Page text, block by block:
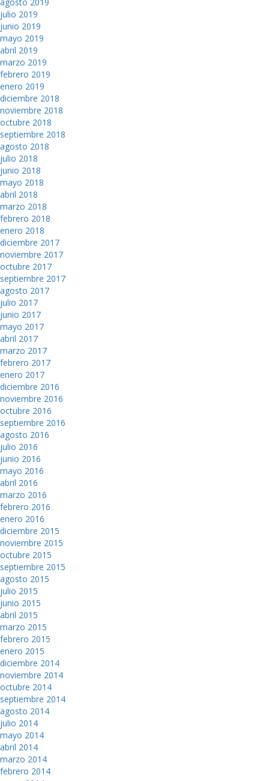
julio 2019
junio 2019
mayo 2019
abril 2019
marzo 2019
febrero 2019
enero 2019
diciembre 2018
noviembre 2018
octubre 2018
septiembre 2018
agosto 2018
julio 2018
junio 2018
mayo 2018
abril 2018
marzo 2018
febrero 2018
enero 2018
diciembre 2017
noviembre 2017
octubre 2017
septiembre 2017
agosto 2017
julio 2017
junio 2017
mayo 2017
abril 2017
marzo 2017
febrero 2017
enero 2017
diciembre 2016
noviembre 2016
octubre 2016
septiembre 2016
agosto 2016
julio 2016
junio 2016
mayo 2016
abril 2016
marzo 2016
febrero 2016
enero 2016
diciembre 2015
noviembre 2015
octubre 2015
septiembre 2015
agosto 2015
julio 2015
junio 2015
abril 2015
marzo 2015
febrero 2015
enero 2015
diciembre 2014
noviembre 2014
octubre 2014
septiembre 2014
agosto 2014
julio 2014
mayo 2014
abril 2014
marzo 2014
febrero 2014